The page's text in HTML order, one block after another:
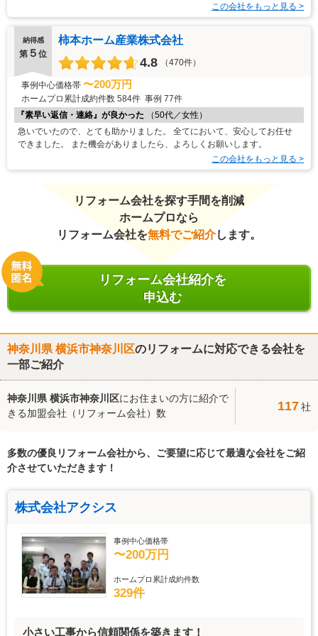
この会社をもっと見る >
納得感
第 ５ 位
柿本ホーム産業株式会社
4.8 （470件）
事例中心価格帯 〜200万円
ホームプロ累計成約件数 584件 事例 77件
『素早い返信・連絡』が良かった
（50代／女性）
急いでいたので、とても助かりました。 全てにおいて、安心してお任せ
できました。 また機会がありましたら、よろしくお願いします。
この会社をもっと見る >
リフォーム会社を探す手間を削減
ホームプロなら
リフォーム会社を無料でご紹介します。
リフォーム会社紹介を
申込む
神奈川県 横浜市神奈川区のリフォームに対応できる会社を
一部ご紹介
神奈川県 横浜市神奈川区にお住まいの方に紹介で
きる加盟会社（リフォーム会社）数
117社
多数の優良リフォーム会社から、ご要望に応じて最適な会社をご紹
介させていただきます！
株式会社アクシス
事例中心価格帯
〜200万円
ホームプロ累計成約件数
329件
小さい工事から信頼関係を築きます！